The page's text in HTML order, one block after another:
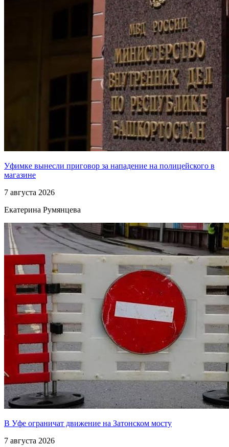
Уфимке вынесли приговор за нападение на полицейского в
магазине
7 августа 2026
Екатерина Румянцева
В Уфе ограничат движение на Затонском мосту
7 августа 2026